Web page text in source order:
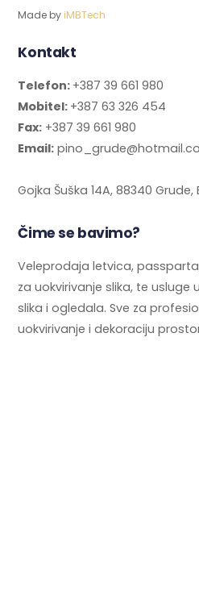
Made by iMBTech
Kontakt
Telefon: +387 39 661 980
Mobitel: +387 63 326 454
Fax: +387 39 661 980
Email:
Gojka Šuška 14A, 88340
Čime se bavimo?
Veleprodaja letvica,
za uokvirivanje slika, te usluge
slika i ogledala. Sve za
uokvirivanje i dekoraciju